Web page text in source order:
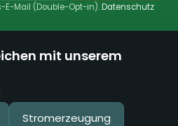
Mail (Double-Opt-in).Datenschutz
mit unserem
Stromerzeugung